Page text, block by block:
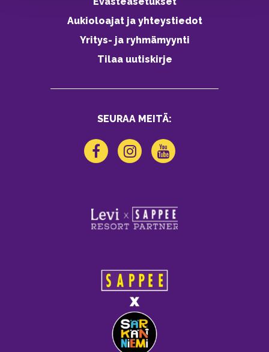
Aukioloajat ja yhteystiedot
Yritys- ja ryhmämyynti
Tilaa uutiskirje
SEURAA MEITÄ: